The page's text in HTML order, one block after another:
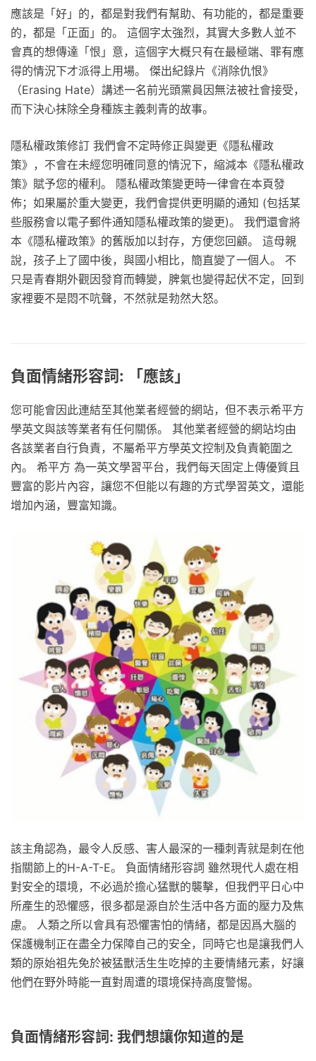
應該是「好」的，都是對我們有幫助、有功能的，都是重要
的，都是「正面」的。 這個字太強烈，其實大多數人並不
會真的想傳達「恨」意，這個字大概只有在最極端、罪有應
得的情況下才派得上用場。 傑出紀錄片《消除仇恨》
（Erasing Hate）講述一名前光頭黨員因無法被社會接受，
而下決心抹除全身種族主義刺青的故事。
隱私權政策修訂 我們會不定時修正與變更《隱私權政
策》，不會在未經您明確同意的情況下，縮減本《隱私權政
策》賦予您的權利。 隱私權政策變更時一律會在本頁發
佈；如果屬於重大變更，我們會提供更明顯的通知 (包括某
些服務會以電子郵件通知隱私權政策的變更)。 我們還會將
本《隱私權政策》的舊版加以封存，方便您回顧。 這母親
說，孩子上了國中後，與國小相比，簡直變了一個人。 不
只是青春期外觀因發育而轉變，脾氣也變得起伏不定，回到
家裡要不是悶不吭聲，不然就是勃然大怒。
負面情緒形容詞: 「應該」
您可能會因此連結至其他業者經營的網站，但不表示希平方
學英文與該等業者有任何關係。 其他業者經營的網站均由
各該業者自行負責，不屬希平方學英文控制及負責範圍之
內。 希平方 為一英文學習平台，我們每天固定上傳優質且
豐富的影片內容，讓您不但能以有趣的方式學習英文，還能
增加內涵，豐富知識。
該主角認為，最令人反感、害人最深的一種刺青就是刺在他
指關節上的H-A-T-E。 負面情緒形容詞 雖然現代人處在相
對安全的環境，不必過於擔心猛獸的襲擊，但我們平日心中
所產生的恐懼感，很多都是源自於生活中各方面的壓力及焦
慮。 人類之所以會具有恐懼害怕的情緒，都是因爲大腦的
保護機制正在盡全力保障自己的安全，同時它也是讓我們人
類的原始祖先免於被猛獸活生生吃掉的主要情緒元素，好讓
他們在野外時能一直對周遭的環境保持高度警惕。
負面情緒形容詞: 我們想讓你知道的是